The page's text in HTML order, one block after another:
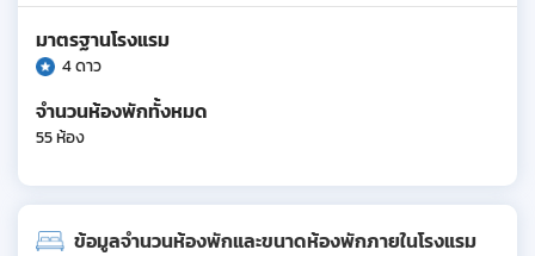
มาตรฐานโรงแรม
4 ดาว
จำนวนห้องพักทั้งหมด
55 ห้อง
ข้อมูลจำนวนห้องพักและขนาดห้องพักภายในโรงแรม